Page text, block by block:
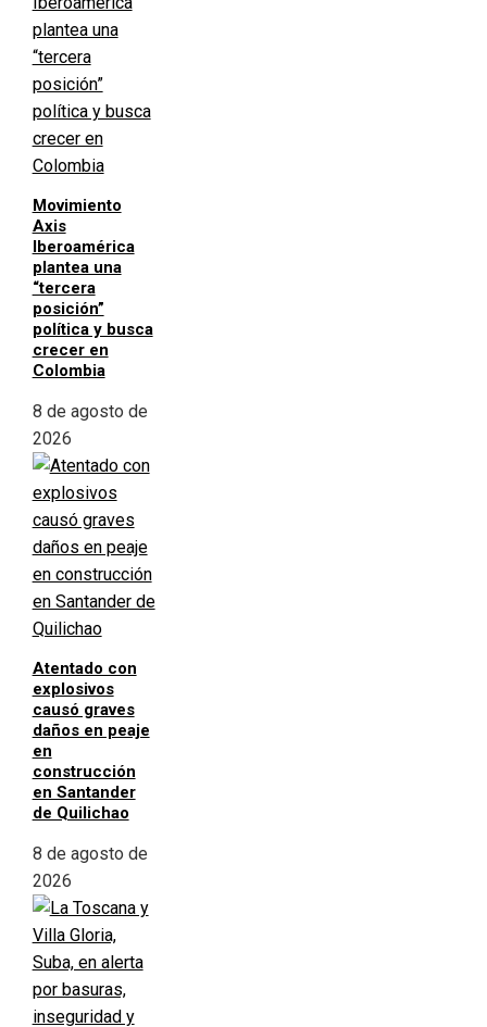
Movimiento
Axis
Iberoamérica
plantea una
“tercera
posición”
política y busca
crecer en
Colombia
8 de agosto de
2026
Atentado con
explosivos
causó graves
daños en peaje
en
construcción
en Santander
de Quilichao
8 de agosto de
2026